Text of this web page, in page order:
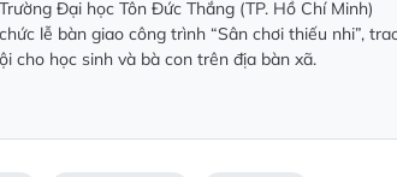
Đại học Tôn Đức Thắng (TP. Hồ Chí Minh)
lễ bàn giao công trình “Sân chơi thiếu nhi”,
cho học sinh và bà con trên địa bàn xã.